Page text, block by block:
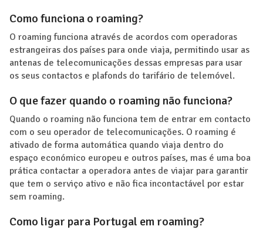
Como funciona o roaming?
O roaming funciona através de acordos com operadoras
estrangeiras dos países para onde viaja, permitindo usar as
antenas de telecomunicações dessas empresas para usar
os seus contactos e plafonds do tarifário de telemóvel.
O que fazer quando o roaming não funciona?
Quando o roaming não funciona tem de entrar em contacto
com o seu operador de telecomunicações. O roaming é
ativado de forma automática quando viaja dentro do
espaço económico europeu e outros países, mas é uma boa
prática contactar a operadora antes de viajar para garantir
que tem o serviço ativo e não fica incontactável por estar
sem roaming.
Como ligar para Portugal em roaming?